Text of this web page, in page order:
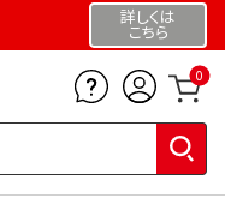
詳しくは
こちら
0